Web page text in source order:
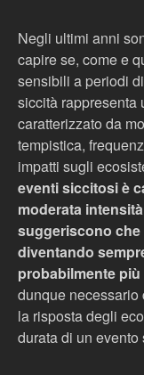
Negli ultimi anni
capire se, come e
sensibili a periodi
siccità rappresenta
caratterizzato da
tempistica,
impatti sugli
eventi siccitosi è
moderata
suggeriscono
diventando
probabilmente
dunque necessario
la risposta degli
durata di un evento